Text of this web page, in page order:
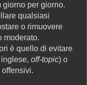
giorno per giorno.
qualsiasi
o rimuovere
moderato.
è quello di evitare
off-topic) o